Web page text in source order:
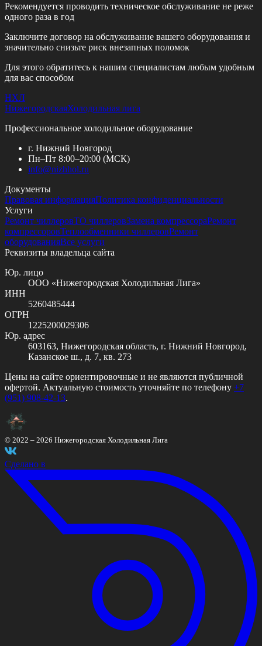
Рекомендуется проводить техническое обслуживание не реже
одного раза в год
Заключите договор на обслуживание вашего оборудования и
значительно снизьте риск внезапных поломок
Для этого обратитесь к нашим специалистам любым удобным
для вас способом
НХЛ
НижегородскаяХолодильная лига
Профессиональное холодильное оборудование
г. Нижний Новгород
Пн–Пт 8:00–20:00 (МСК)
info@nizhhol.ru
Документы
Правовая информацияПолитика конфиденциальности
Услуги
Ремонт чиллеровТО чиллеровЗамена компрессораРемонт
компрессоровТеплообменники чиллеровРемонт
оборудованияВсе услуги
Реквизиты владельца сайта
Юр. лицо
ООО «Нижегородская Холодильная Лига»
ИНН
5260485444
ОГРН
1225200029306
Юр. адрес
603163, Нижегородская область, г. Нижний Новгород,
Казанское ш., д. 7, кв. 273
Цены на сайте ориентировочные и не являются публичной
офертой. Актуальную стоимость уточняйте по телефону +7
(951) 908-42-13.
© 2022 – 2026 Нижегородская Холодильная Лига
Сделано в